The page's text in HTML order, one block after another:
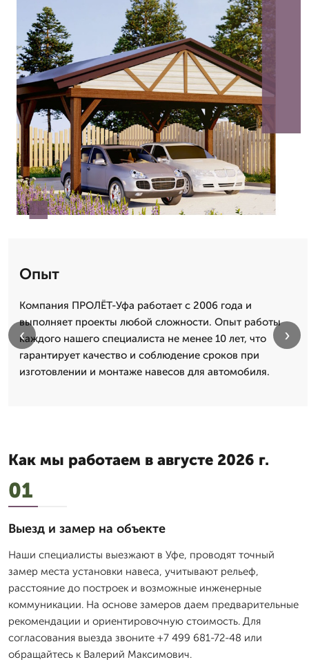
Опыт
Компания ПРОЛЁТ-Уфа работает с 2006 года и
выполняет проекты любой сложности. Опыт работы
каждого нашего специалиста не менее 10 лет, что
гарантирует качество и соблюдение сроков при
изготовлении и монтаже навесов для автомобиля.
‹ ›
Как мы работаем в августе 2026 г.
01
Выезд и замер на объекте
Наши специалисты выезжают в Уфе, проводят точный
замер места установки навеса, учитывают рельеф,
расстояние до построек и возможные инженерные
коммуникации. На основе замеров даем предварительные
рекомендации и ориентировочную стоимость. Для
согласования выезда звоните +7 499 681-72-48 или
обращайтесь к Валерий Максимович.